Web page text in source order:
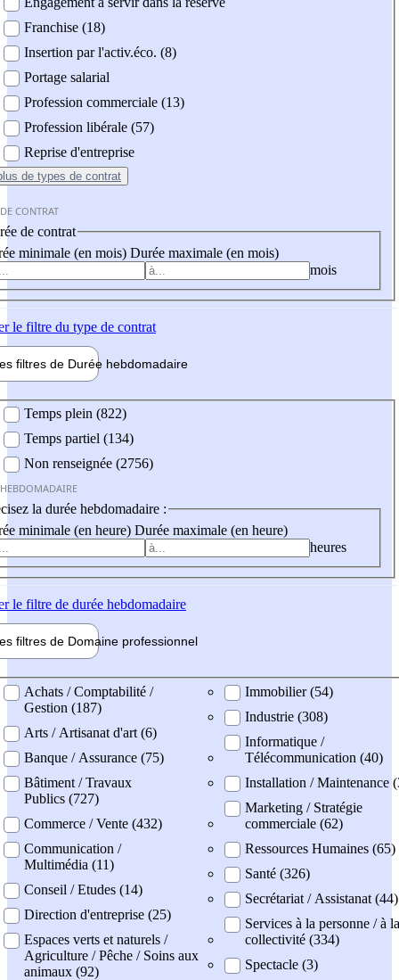
Franchise (18)
Insertion par l'activ.éco. (8)
Portage salarial
Profession commerciale (13)
Profession libérale (57)
Reprise d'entreprise
de types de contrat
CONTRAT
de contrat
minimale (en mois) Durée maximale (en mois)
mois
le filtre du type de contrat
filtres de Durée hebdomadaire
Temps plein (822)
Temps partiel (134)
Non renseignée (2756)
la durée hebdomadaire :
minimale (en heure) Durée maximale (en heure)
heures
le filtre de durée hebdomadaire
filtres de Domaine professionnel
professionel
Achats / Comptabilité /
Gestion (187)
Arts / Artisanat d'art (6)
Banque / Assurance (75)
Bâtiment / Travaux
Publics (727)
Commerce / Vente (432)
Communication /
Multimédia (11)
Conseil / Etudes (14)
Direction d'entreprise (25)
Espaces verts et naturels /
Agriculture / Pêche / Soins aux
animaux (92)
Immobilier (54)
Industrie (308)
Informatique /
Télécommunication (40)
Installation / Maintenance
Marketing / Stratégie
commerciale (62)
Ressources Humaines (65)
Santé (326)
Secrétariat / Assistanat (44)
Services à la personne / à la
collectivité (334)
Spectacle (3)